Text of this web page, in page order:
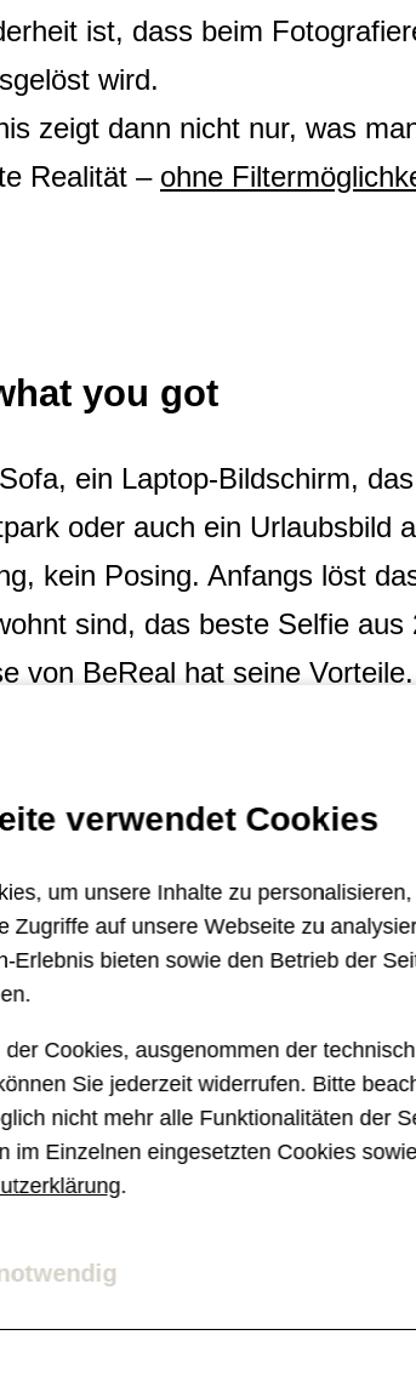
ist, dass beim
wird.
zeigt dann nicht nur, was
Realität – ohne
you got
ein Laptop-Bildschirm,
oder auch ein Urlaubsbild
kein Posing. Anfangs löst
sind, das beste Selfie
von BeReal hat seine
veröffentlichen, ansonsten
keine Chance, die nur ihren
nur Momentaufnahmen
– und diese kann man auch
Im Handumdrehen ist
oder einem „Lächeln“ wird auf
gibt es ebenfalls.
Unternehmen?
verwendet Cookies
um unsere Inhalte zu
Zugriffe auf unsere Webseite zu
Erlebnis bieten sowie den Betrieb der
Cookies, ausgenommen der
Sie jederzeit widerrufen. Bitte
nicht mehr alle Funktionalitäten der
im Einzelnen eingesetzten Cookies
.